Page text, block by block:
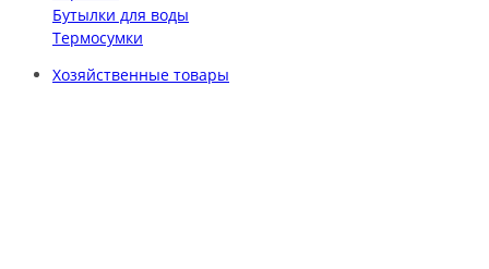
Бутылки для воды
Термосумки
Хозяйственные товары